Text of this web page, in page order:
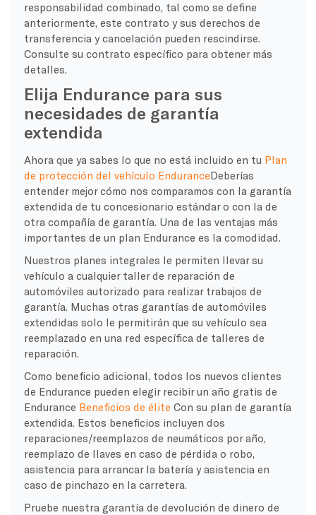
responsabilidad combinado, tal como se define
anteriormente, este contrato y sus derechos de
transferencia y cancelación pueden rescindirse.
Consulte su contrato específico para obtener más
detalles.
Elija Endurance para sus
necesidades de garantía
extendida
Ahora que ya sabes lo que no está incluido en tu Plan
de protección del vehículo EnduranceDeberías
entender mejor cómo nos comparamos con la garantía
extendida de tu concesionario estándar o con la de
otra compañía de garantía. Una de las ventajas más
importantes de un plan Endurance es la comodidad.
Nuestros planes integrales le permiten llevar su
vehículo a cualquier taller de reparación de
automóviles autorizado para realizar trabajos de
garantía. Muchas otras garantías de automóviles
extendidas solo le permitirán que su vehículo sea
reemplazado en una red específica de talleres de
reparación.
Como beneficio adicional, todos los nuevos clientes
de Endurance pueden elegir recibir un año gratis de
Endurance Beneficios de élite Con su plan de garantía
extendida. Estos beneficios incluyen dos
reparaciones/reemplazos de neumáticos por año,
reemplazo de llaves en caso de pérdida o robo,
asistencia para arrancar la batería y asistencia en
caso de pinchazo en la carretera.
Pruebe nuestra garantía de devolución de dinero de